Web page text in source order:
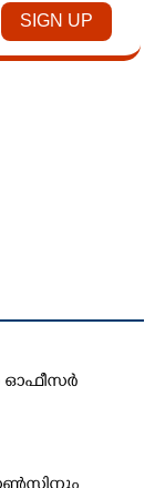
ഓഫീസർ